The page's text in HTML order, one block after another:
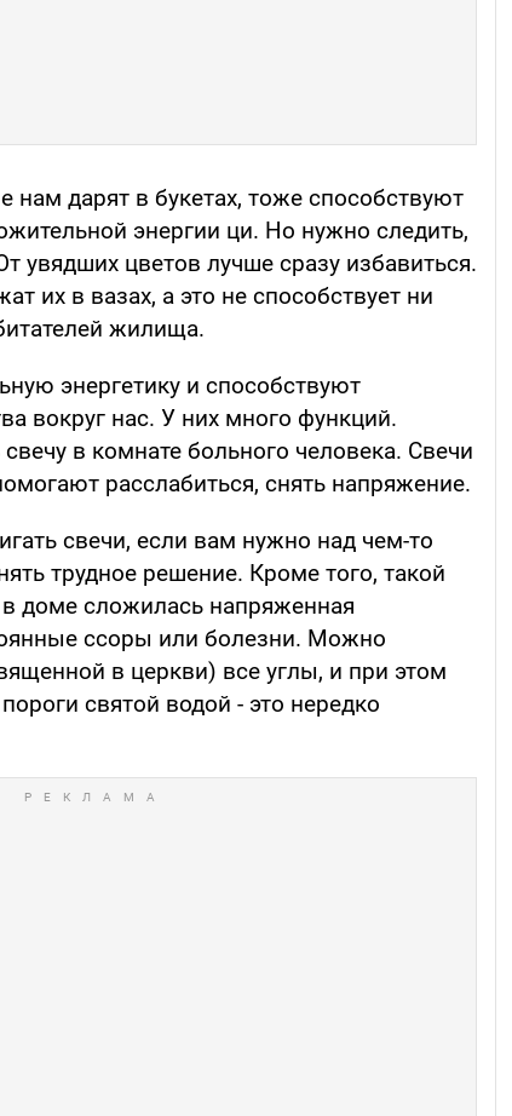
нам дарят в букетах, тоже способствуют
энергии ци. Но нужно следить,
увядших цветов лучше сразу избавиться.
их в вазах, а это не способствует ни
жилища.
энергетику и способствуют
вокруг нас. У них много функций.
в комнате больного человека. Свечи
расслабиться, снять напряжение.
свечи, если вам нужно над чем-то
трудное решение. Кроме того, такой
доме сложилась напряженная
ссоры или болезни. Можно
в церкви) все углы, и при этом
святой водой - это нередко